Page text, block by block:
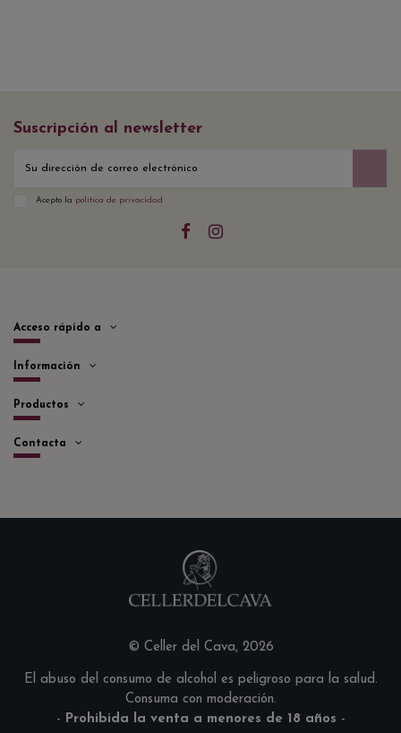
Suscripción al newsletter
Acepto la política de privacidad
Acceso rápido a
Información
Productos
Contacta
© Celler del Cava, 2026
El abuso del consumo de alcohol es peligroso para la salud.
Consuma con moderación.
- Prohibida la venta a menores de 18 años -